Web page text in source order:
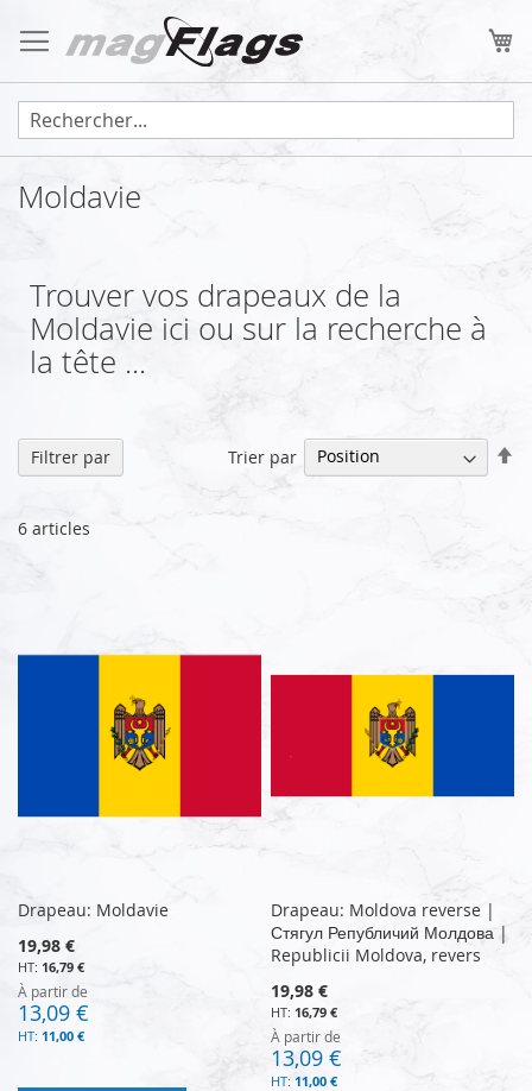
au
contenu
Moldavie
Trouver vos drapeaux de la
Moldavie ici ou sur la recherche à
la tête ...
6 articles
Trier par
Drapeau: Moldavie
19,98 €
16,79 €
À partir de
13,09 €
11,00 €
Drapeau: Moldova reverse |
Стягул Републичий Молдова |
Republicii Moldova, revers
19,98 €
16,79 €
À partir de
13,09 €
11,00 €
Filtrer par